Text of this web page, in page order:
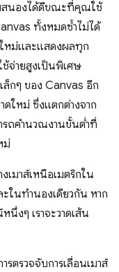
สนองได้ดีขณะที่คุณใช้
ทั้งหมดซ้ำไม่ได้
ใหม่และแสดงผลทุก
ช้จ่ายสูงเป็นพิเศษ
ล็กๆ ของ Canvas อีก
ใหม่ ซึ่งแตกต่างจาก
รถคำนวณงานขั้นต่ำที่
ม่
เมาส์เหนือเมตริกใน
ในทำนองเดียวกัน หาก
นึ่งๆ เราจะวาดเส้น
รตรวจจับการเลื่อนเมาส์